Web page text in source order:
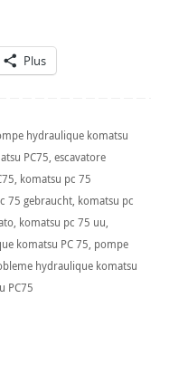
Plus
hydraulique komatsu
PC75, escavatore
, komatsu pc 75
75 gebraucht, komatsu pc
, komatsu pc 75 uu,
komatsu PC 75, pompe
hydraulique komatsu
PC75